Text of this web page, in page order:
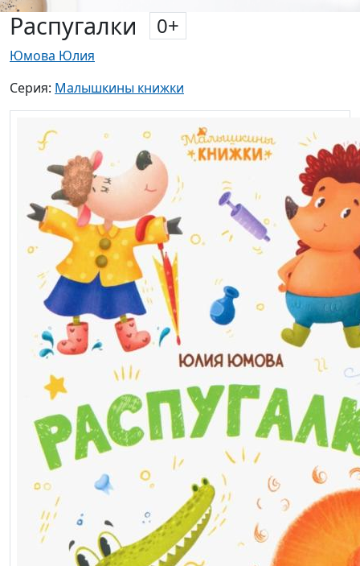
Распугалки 0+
Юмова Юлия
Серия: Малышкины книжки